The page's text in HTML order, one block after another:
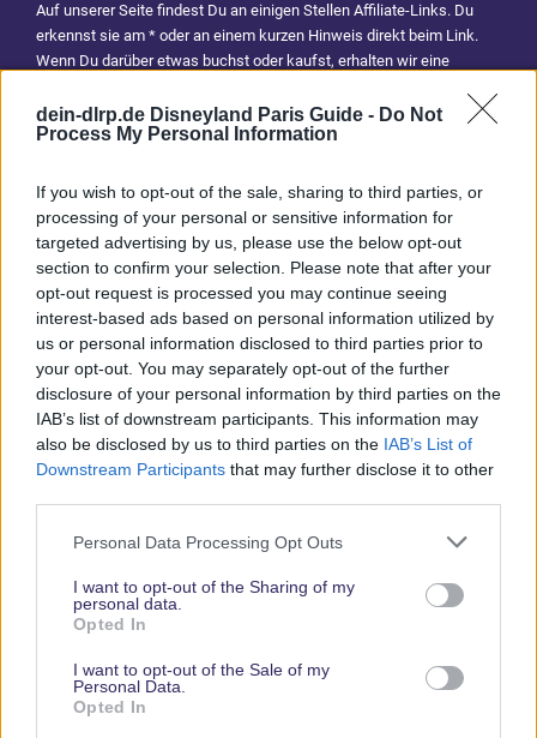
dein-dlrp.de Disneyland Paris Guide - Do Not
Process My Personal Information
If you wish to opt-out of the sale, sharing to third parties, or
processing of your personal or sensitive information for
targeted advertising by us, please use the below opt-out
section to confirm your selection. Please note that after your
opt-out request is processed you may continue seeing
interest-based ads based on personal information utilized by
us or personal information disclosed to third parties prior to
your opt-out. You may separately opt-out of the further
disclosure of your personal information by third parties on the
IAB’s list of downstream participants. This information may
also be disclosed by us to third parties on the IAB’s List of
Downstream Participants that may further disclose it to other
Personal Data Processing Opt Outs
I want to opt-out of the Sharing of my
personal data.
Opted In
I want to opt-out of the Sale of my
Personal Data.
Opted In
Auf unserer Seite findest Du an einigen Stellen Affiliate-Links. Du
erkennst sie am * oder an einem kurzen Hinweis direkt beim Link.
Wenn Du darüber etwas buchst oder kaufst, erhalten wir eine
Du uns, unsere Reiseführer, Tipps und Planungsinhalte weiterhin
kostenlos anzubieten. Vielen Dank für Deine Unterstützung.
Abonniere jetzt unsere magischen News aus den
Parks
Keine Angebote verpassen
Aktuelle News
Spannende Lesetipps
Gratis und jederzeit kündbar
dass Du unsere